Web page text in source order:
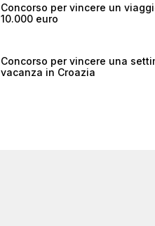
Concorso per vincere un
10.000 euro
Concorso per vincere una
vacanza in Croazia